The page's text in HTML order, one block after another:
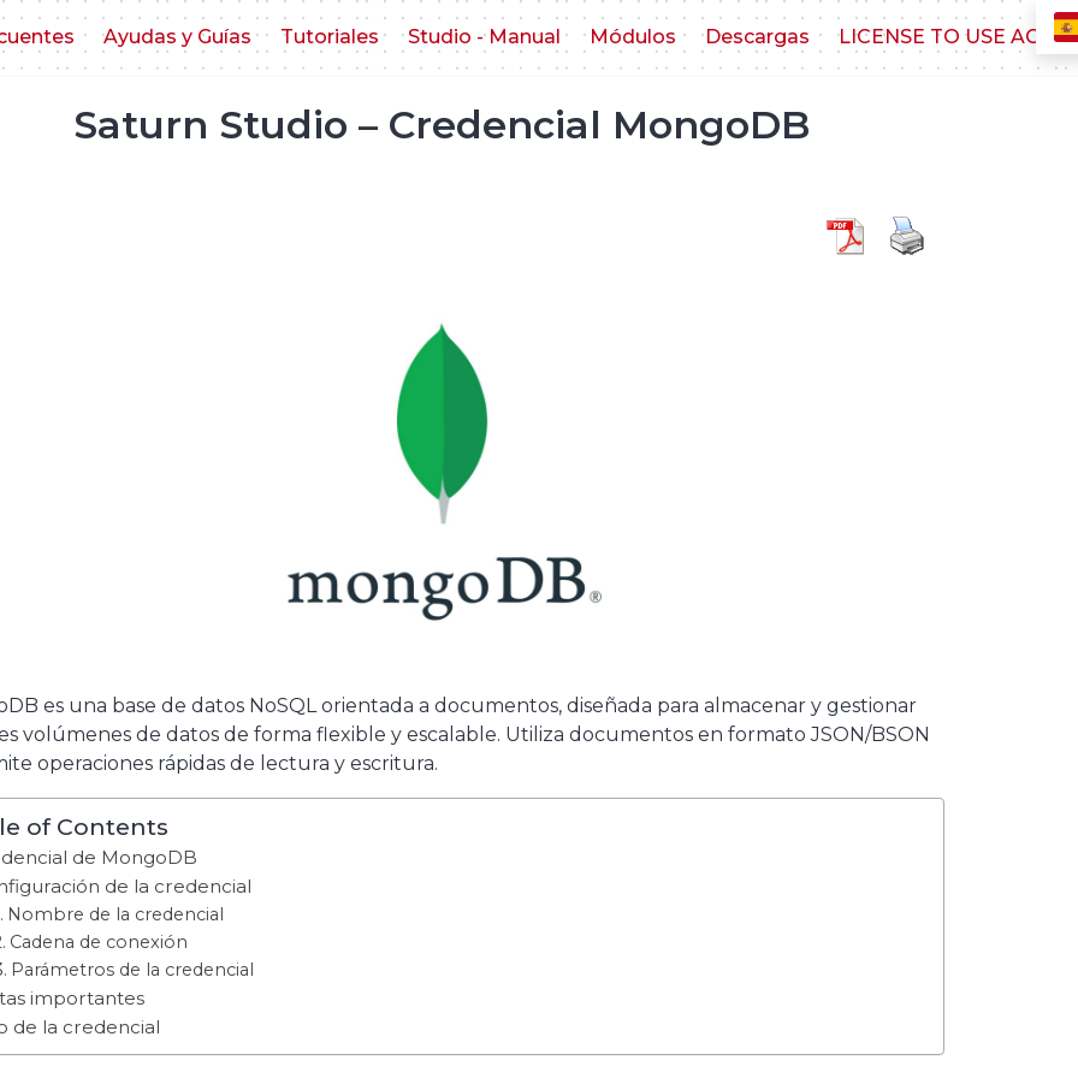
Ayudas y Guías Tutoriales Studio - Manual Módulos Descargas LICENSE TO USE
Saturn Studio – Credencial MongoDB
es una base de datos NoSQL orientada a documentos, diseñada para almacenar y gestionar
volúmenes de datos de forma flexible y escalable. Utiliza documentos en formato JSON/BSON
operaciones rápidas de lectura y escritura.
of Contents
de MongoDB
de la credencial
Nombre de la credencial
Cadena de conexión
Parámetros de la credencial
importantes
de la credencial